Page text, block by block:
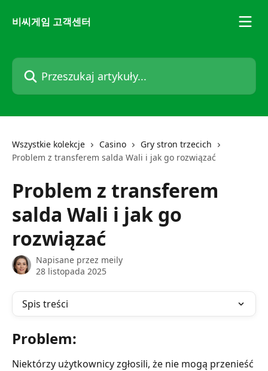
비씨게임 고객센터
Przeszukaj artykuły...
Wszystkie kolekcje Casino
Gry stron trzecich
Problem z transferem salda Wali i jak go rozwiązać
Problem z transferem
salda Wali i jak go
rozwiązać
Napisane przez meily
28 listopada 2025
Spis treści
Problem:
Niektórzy użytkownicy zgłosili, że nie mogą przenieść